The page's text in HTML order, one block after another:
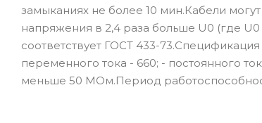
замыканиях не более 10 мин.Кабели
напряжения в 2,4 раза больше U0 (где
соответствует ГОСТ 433-
переменного тока - 660; - постоянного
меньше 50 МОм.Период